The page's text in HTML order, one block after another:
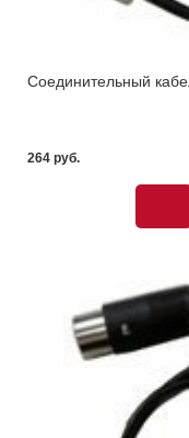
Соединительный
264 pуб.